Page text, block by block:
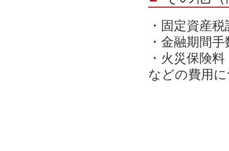
・固定資産
・金融期間
・火災保険料
などの費用